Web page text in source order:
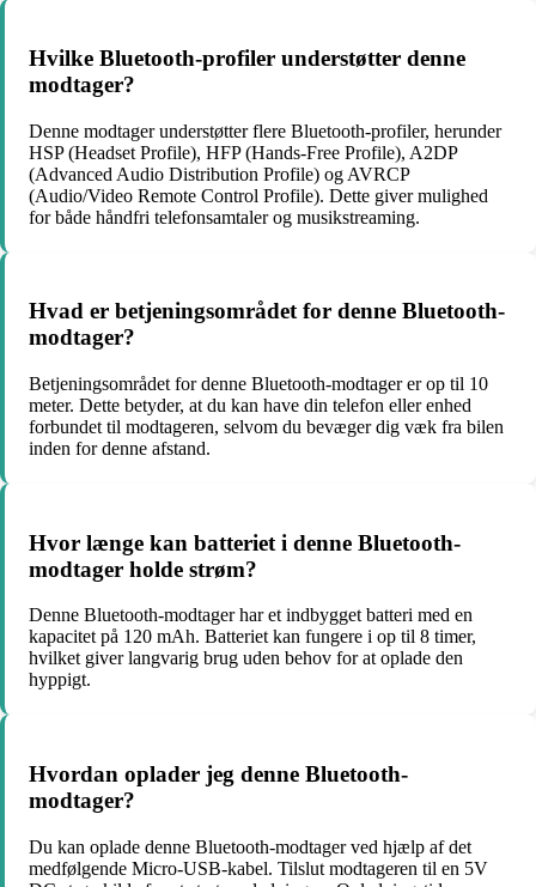
Hvilke Bluetooth-profiler understøtter denne
modtager?
Denne modtager understøtter flere Bluetooth-profiler, herunder
HSP (Headset Profile), HFP (Hands-Free Profile), A2DP
(Advanced Audio Distribution Profile) og AVRCP
(Audio/Video Remote Control Profile). Dette giver mulighed
for både håndfri telefonsamtaler og musikstreaming.
Hvad er betjeningsområdet for denne Bluetooth-
modtager?
Betjeningsområdet for denne Bluetooth-modtager er op til 10
meter. Dette betyder, at du kan have din telefon eller enhed
forbundet til modtageren, selvom du bevæger dig væk fra bilen
inden for denne afstand.
Hvor længe kan batteriet i denne Bluetooth-
modtager holde strøm?
Denne Bluetooth-modtager har et indbygget batteri med en
kapacitet på 120 mAh. Batteriet kan fungere i op til 8 timer,
hvilket giver langvarig brug uden behov for at oplade den
hyppigt.
Hvordan oplader jeg denne Bluetooth-
modtager?
Du kan oplade denne Bluetooth-modtager ved hjælp af det
medfølgende Micro-USB-kabel. Tilslut modtageren til en 5V